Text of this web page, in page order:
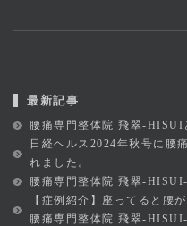
最新記事
腰痛専門整体院 飛翠-HISUI
日経ヘルス2024年秋号に腰
れました。
腰痛専門整体院 飛翠-
【症例紹介】座ってると腰
腰痛専門整体院 飛翠-HISUI-